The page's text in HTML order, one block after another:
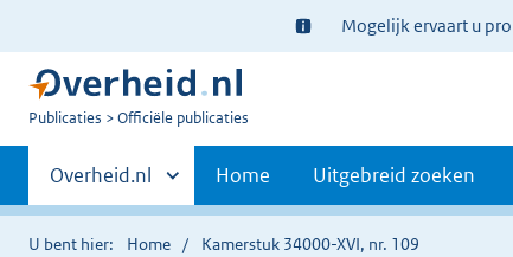
Ter
informatie:
Mogelijk ervaart u
U
Publicaties Officiële publicaties
Primaire
navigatie
Andere
sites
binnen
Overheid.nl Home Uitgebreid zoeken
U bent hier: Home Kamerstuk 34000-XVI, nr. 109